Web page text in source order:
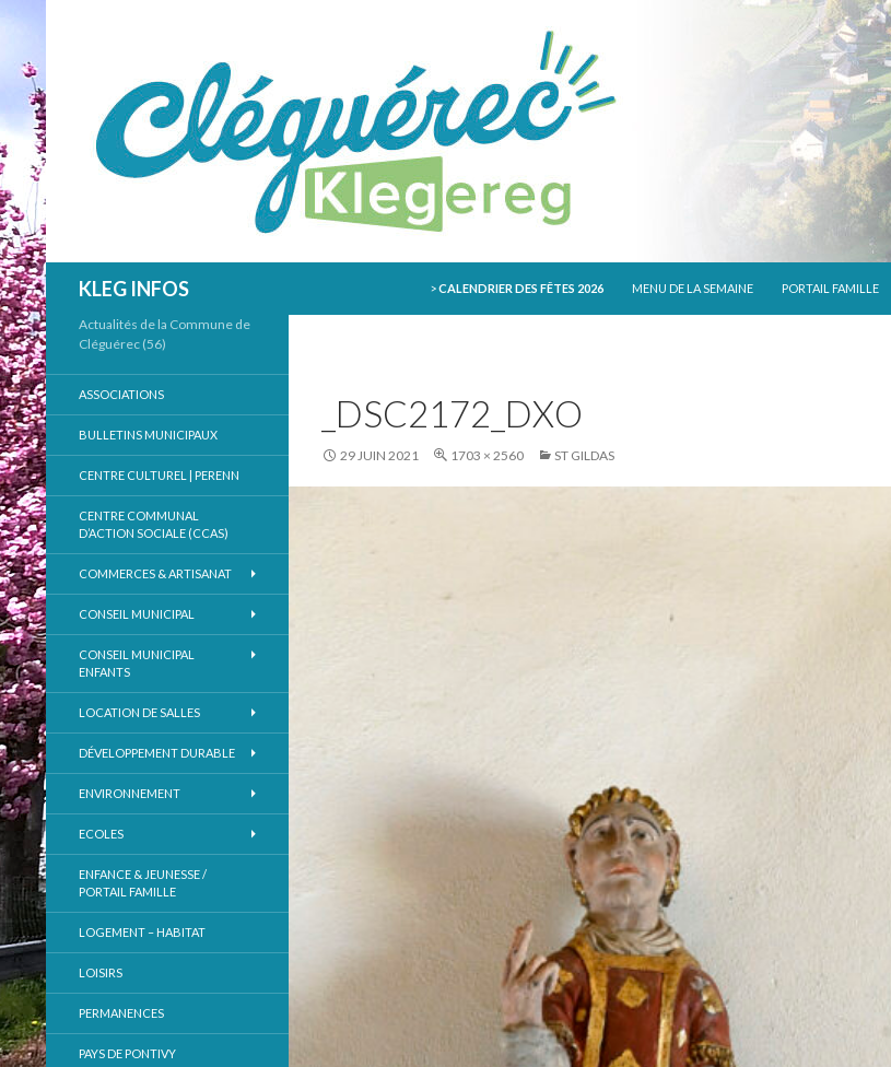
KLEG INFOS
>CALENDRIER DES FÊTES 2026 MENU DE LA SEMAINE PORTAIL FAMILLE
_DSC2172_DXO
29 JUIN 2021 1703 × 2560 ST GILDAS
Actualités de la Commune de
Cléguérec (56)
ASSOCIATIONS
BULLETINS MUNICIPAUX
CENTRE CULTUREL | PERENN
CENTRE COMMUNAL
D’ACTION SOCIALE (CCAS)
COMMERCES & ARTISANAT
CONSEIL MUNICIPAL
CONSEIL MUNICIPAL
ENFANTS
LOCATION DE SALLES
DÉVELOPPEMENT DURABLE
ENVIRONNEMENT
ECOLES
ENFANCE & JEUNESSE /
PORTAIL FAMILLE
LOGEMENT – HABITAT
LOISIRS
PERMANENCES
PAYS DE PONTIVY